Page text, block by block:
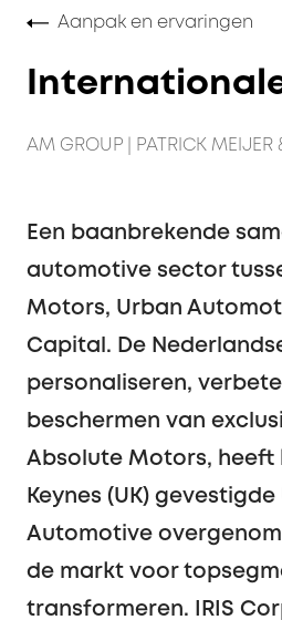
Aanpak en ervaringen
AM GROUP | PATRICK MEIJER
Een baanbrekende
automotive sector
Motors, Urban
Capital. De
personaliseren,
beschermen van
Absolute Motors, heeft
Keynes (UK) gevestigde
Automotive
de markt voor
transformeren. IRIS